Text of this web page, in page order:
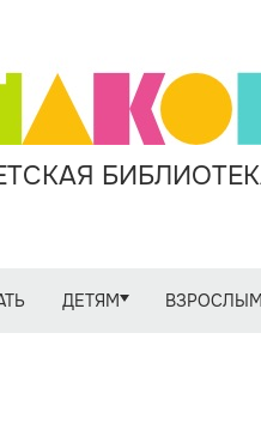
ДЕТЯМ